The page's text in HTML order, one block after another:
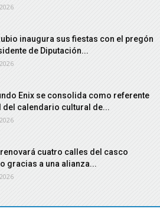
inaugura sus fiestas con el pregón
de Diputación...
Enix se consolida como referente
del calendario cultural de...
cuatro calles del casco
gracias a una alianza...